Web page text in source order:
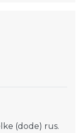
(dode) rus.